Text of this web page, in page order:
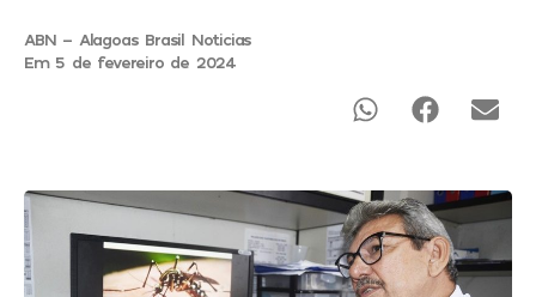
ABN - Alagoas Brasil Noticias
Em 5 de fevereiro de 2024